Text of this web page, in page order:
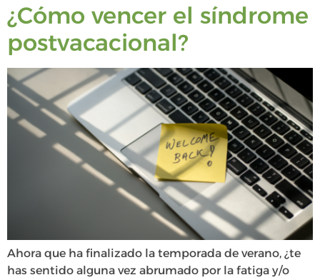
¿Cómo vencer el síndrome
postvacacional?
Ahora que ha finalizado la temporada de verano, ¿te
has sentido alguna vez abrumado por la fatiga y/o